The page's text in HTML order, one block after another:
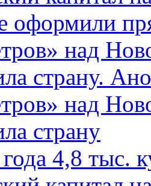
оформили
над
страну.
над
страну
4,8 тыс.